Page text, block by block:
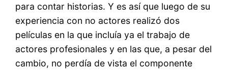
para contar historias. Y es así que luego de su
experiencia con no actores realizó dos
películas en la que incluía ya el trabajo de
actores profesionales y en las que, a pesar del
cambio, no perdía de vista el componente